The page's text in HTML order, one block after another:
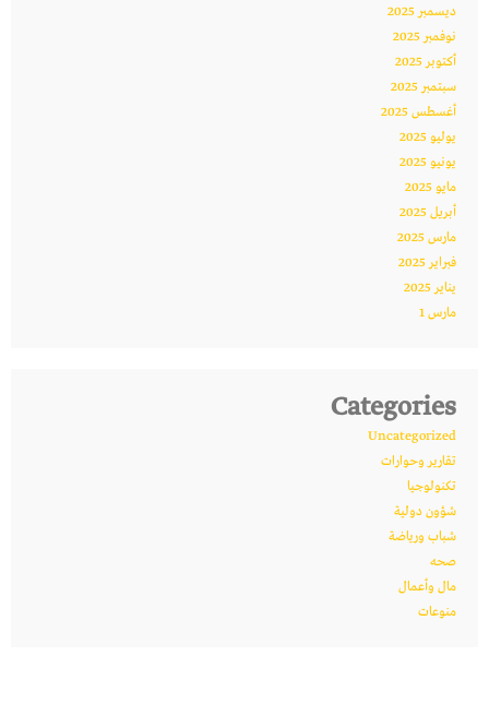
ديسمبر 2025
نوفمبر 2025
أكتوبر 2025
سبتمبر 2025
أغسطس 2025
يوليو 2025
يونيو 2025
مايو 2025
أبريل 2025
مارس 2025
فبراير 2025
يناير 2025
مارس 1
Categories
Uncategorized
تقارير وحوارات
تكنولوجيا
شؤون دولية
شباب ورياضة
صحه
مال وأعمال
منوعات